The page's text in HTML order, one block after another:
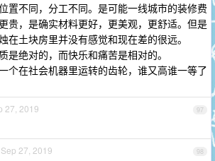
置不同，分工不同。是可能一线城市的装修费
贵，是确实材料更好，更美观，更舒适。但是
在土块房里并没有感觉和现在差的很远。
是绝对的，而快乐和痛苦是相对的。
个在社会机器里运转的齿轮，谁又高谁一等了
97
27, 2019
98
Sep 27, 2019